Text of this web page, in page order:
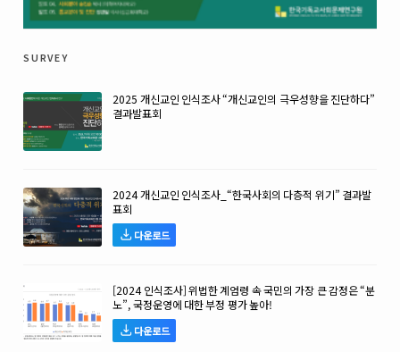
survey
2025 개신교인 인식조사 “개신교인의 극우성향을 진단하다”
결과발표회
2024 개신교인 인식조사_“한국사회의 다층적 위기” 결과발
표회
다운로드
[2024 인식조사] 위법한 계엄령 속 국민의 가장 큰 감정은 “분
노”, 국정운영에 대한 부정 평가 높아!
다운로드